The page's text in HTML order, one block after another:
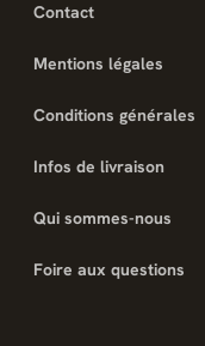
Contact
Mentions légales
Conditions générales
Infos de livraison
Qui sommes-nous
Foire aux questions